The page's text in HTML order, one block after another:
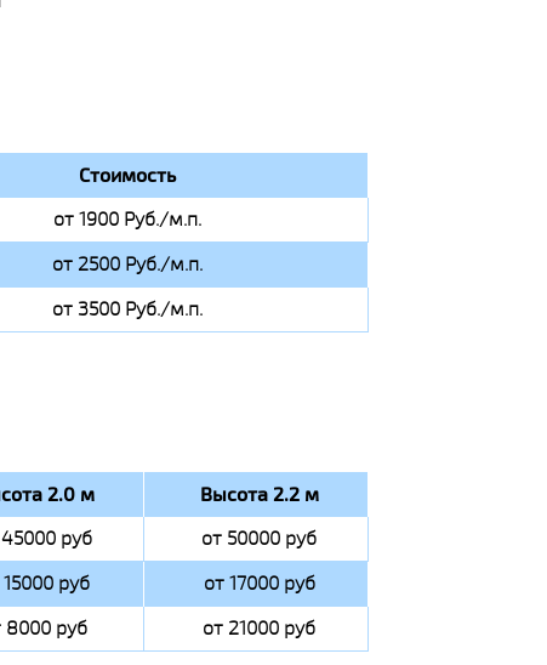
Стоимость
от 1900 Руб./м.п.
от 2500 Руб./м.п.
от 3500 Руб./м.п.
2.0 м Высота 2.2 м
руб
от 50000 руб
руб
от 17000 руб
8000 руб от 21000 руб